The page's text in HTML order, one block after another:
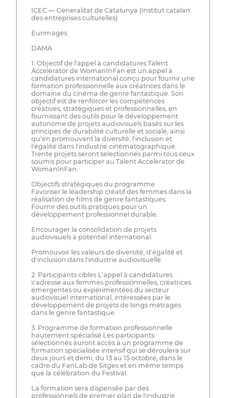
ICEC — Generalitat de Catalunya (Institut catalan
des entreprises culturelles)
Eurimages
DAMA
1. Objectif de l'appel à candidatures Talent
Accelerator de WomanInFan est un appel à
candidatures international conçu pour fournir une
formation professionnelle aux créatrices dans le
domaine du cinéma de genre fantastique. Son
objectif est de renforcer les compétences
créatives, stratégiques et professionnelles, en
fournissant des outils pour le développement
autonome de projets audiovisuels basés sur les
principes de durabilité culturelle et sociale, ainsi
qu'en promouvant la diversité, l'inclusion et
l'égalité dans l'industrie cinématographique.
Trente projets seront sélectionnés parmi tous ceux
soumis pour participer au Talent Accelerator de
WomanInFan.
Objectifs stratégiques du programme
Favoriser le leadership créatif des femmes dans la
réalisation de films de genre fantastiques.
Fournir des outils pratiques pour un
développement professionnel durable.
Encourager la consolidation de projets
audiovisuels à potentiel international.
Promouvoir les valeurs de diversité, d'égalité et
d'inclusion dans l'industrie audiovisuelle.
2. Participants cibles L'appel à candidatures
s'adresse aux femmes professionnelles, créatrices
émergentes ou expérimentées du secteur
audiovisuel international, intéressées par le
développement de projets de longs métrages
dans le genre fantastique.
3. Programme de formation professionnelle
hautement spécialisé Les participants
sélectionnés auront accès à un programme de
formation spécialisée intensif qui se déroulera sur
deux jours et demi, du 13 au 15 octobre, dans le
cadre du FanLab de Sitges et en même temps
que la célébration du Festival.
La formation sera dispensée par des
professionnels de premier plan de l'industrie